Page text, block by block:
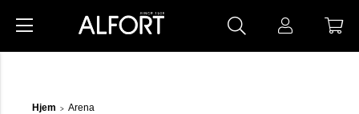
Hjem > Arena